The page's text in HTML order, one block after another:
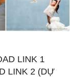
LINK 1
LINK 2 (DỰ